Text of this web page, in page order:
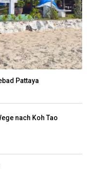
Pattaya
nach Koh Tao